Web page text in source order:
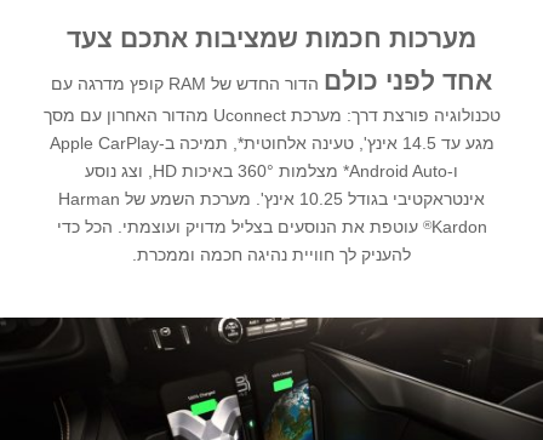
מערכות חכמות שמציבות אתכם צעד
אחד לפני כולם
הדור החדש של RAM קופץ מדרגה עם
טכנולוגיה פורצת דרך: מערכת Uconnect מהדור האחרון עם מסך
מגע עד 14.5 אינץ', טעינה אלחוטית*, תמיכה ב-Apple CarPlay
ו-Android Auto* מצלמות 360° באיכות HD, וצג נוסע
אינטראקטיבי בגודל 10.25 אינץ'. מערכת השמע של Harman
Kardon
® עוטפת את הנוסעים בצליל מדויק ועוצמתי. הכל כדי
להעניק לך חוויית נהיגה חכמה וממכרת.